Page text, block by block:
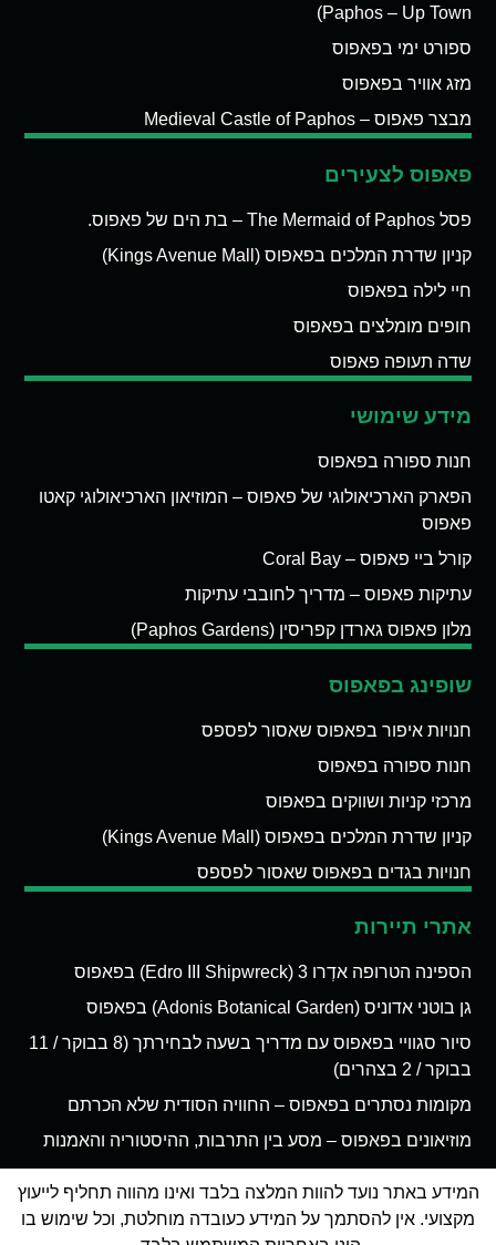
Paphos – Up Town)
ספורט ימי בפאפוס
מזג אוויר בפאפוס
מבצר פאפוס – Medieval Castle of Paphos
פאפוס לצעירים
פסל The Mermaid of Paphos – בת הים של פאפוס.
קניון שדרת המלכים בפאפוס (Kings Avenue Mall)
חיי לילה בפאפוס
חופים מומלצים בפאפוס
שדה תעופה פאפוס
מידע שימושי
חנות ספורה בפאפוס
הפארק הארכיאולוגי של פאפוס – המוזיאון הארכיאולוגי קאטו
פאפוס
קורל ביי פאפוס – Coral Bay
עתיקות פאפוס – מדריך לחובבי עתיקות
מלון פאפוס גארדן קפריסין (Paphos Gardens)
שופינג בפאפוס
חנויות איפור בפאפוס שאסור לפספס
חנות ספורה בפאפוס
מרכזי קניות ושווקים בפאפוס
קניון שדרת המלכים בפאפוס (Kings Avenue Mall)
חנויות בגדים בפאפוס שאסור לפספס
אתרי תיירות
הספינה הטרופה אדְרו 3 (Edro III Shipwreck) בפאפוס
גן בוטני אדוניס (Adonis Botanical Garden) בפאפוס
סיור סגוויי בפאפוס עם מדריך בשעה לבחירתך (8 בבוקר / 11
בבוקר / 2 בצהרים)
מקומות נסתרים בפאפוס – החוויה הסודית שלא הכרתם
מוזיאונים בפאפוס – מסע בין התרבות, ההיסטוריה והאמנות
המידע באתר נועד להוות המלצה בלבד ואינו מהווה תחליף לייעוץ
מקצועי. אין להסתמך על המידע כעובדה מוחלטת, וכל שימוש בו